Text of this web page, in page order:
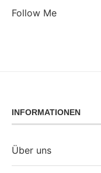
Follow Me
INFORMATIONEN
Über uns